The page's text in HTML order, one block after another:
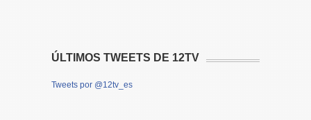
ÚLTIMOS TWEETS DE 12TV
Tweets por @12tv_es